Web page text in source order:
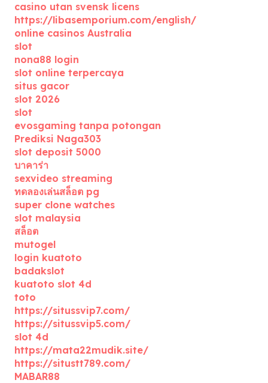
casino utan svensk licens
https://libasemporium.com/english/
online casinos Australia
slot
nona88 login
slot online terpercaya
situs gacor
slot 2026
slot
evosgaming tanpa potongan
Prediksi Naga303
slot deposit 5000
บาคาร่า
sexvideo streaming
ทดลองเล่นสล็อต pg
super clone watches
slot malaysia
สล็อต
mutogel
login kuatoto
badakslot
kuatoto slot 4d
toto
https://situssvip7.com/
https://situssvip5.com/
slot 4d
https://mata22mudik.site/
https://situstt789.com/
MABAR88